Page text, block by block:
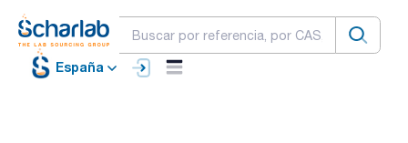
España